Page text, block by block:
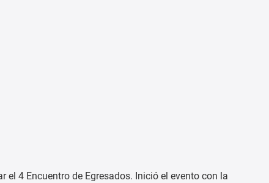
4 Encuentro de Egresados. Inició el evento con la